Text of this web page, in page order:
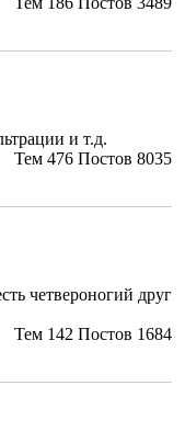
и т.д.
Тем 476 Постов 8035
четвероногий друг
Тем 142 Постов 1684